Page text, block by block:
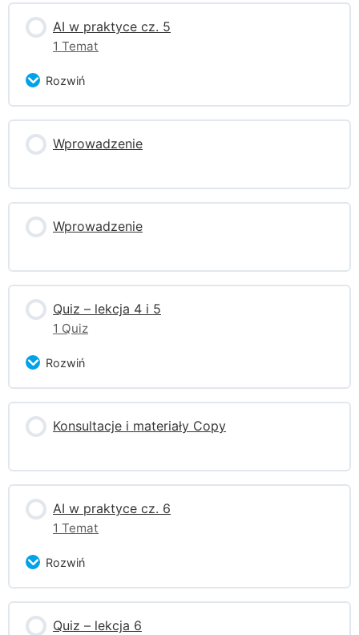
AI w praktyce cz. 5
1 Temat
Rozwiń
Zagadnienie Content
0% ukończono 0/1 części
Pobierz pliki ćwiczeń Week 5
Wprowadzenie
Wprowadzenie
Quiz – lekcja 4 i 5
1 Quiz
Rozwiń
Zagadnienie Content
Konsultacje i materiały Copy
AI w praktyce cz. 6
1 Temat
Rozwiń
Zagadnienie Content
0% ukończono 0/1 części
Quiz – lekcja 6